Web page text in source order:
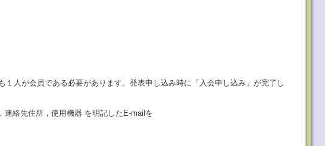
人が会員である必要があります。発表申し込み時に「入会申し込み」が完了し
絡先住所，使用機器 を明記したE-mailを